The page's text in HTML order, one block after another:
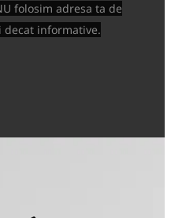
folosim adresa ta de
informative.